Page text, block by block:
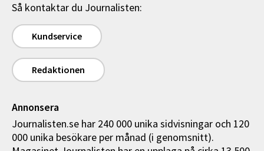
Så kontaktar du Journalisten:
Kundservice
Redaktionen
Annonsera
Journalisten.se har 240 000 unika sidvisningar och 120
000 unika besökare per månad (i genomsnitt).